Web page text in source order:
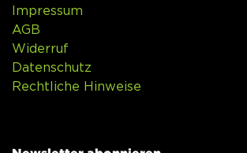
Impressum
AGB
Widerruf
Datenschutz
Rechtliche Hinweise